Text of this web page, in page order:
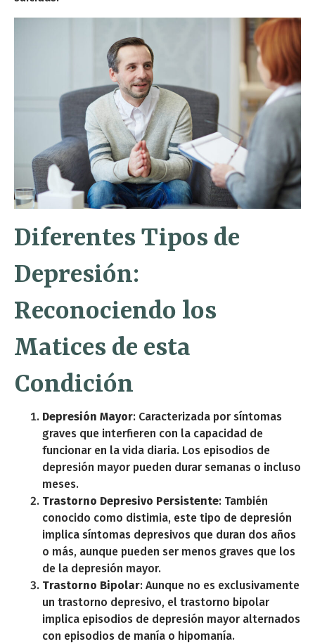
Diferentes Tipos de
Depresión:
Reconociendo los
Matices de esta
Condición
Depresión Mayor: Caracterizada por síntomas
graves que interfieren con la capacidad de
funcionar en la vida diaria. Los episodios de
depresión mayor pueden durar semanas o incluso
meses.
Trastorno Depresivo Persistente: También
conocido como distimia, este tipo de depresión
implica síntomas depresivos que duran dos años
o más, aunque pueden ser menos graves que los
de la depresión mayor.
Trastorno Bipolar: Aunque no es exclusivamente
un trastorno depresivo, el trastorno bipolar
implica episodios de depresión mayor alternados
con episodios de manía o hipomanía.